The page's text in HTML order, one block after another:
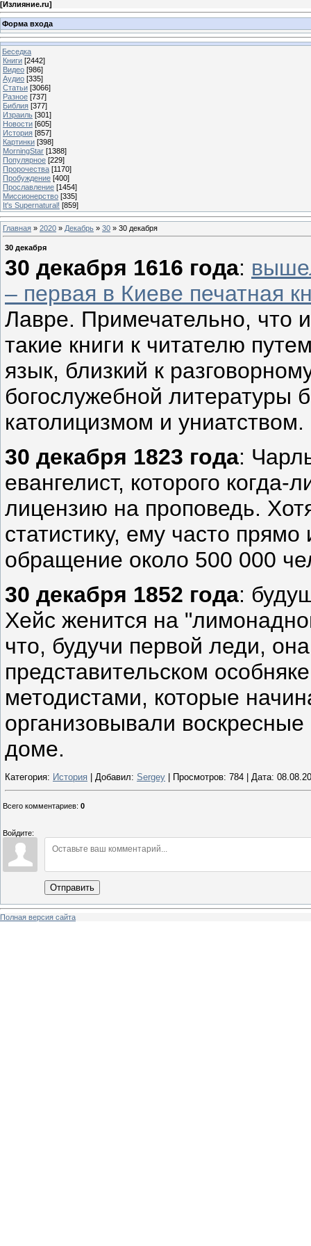
[Излияние.ru]
Форма входа
Беседка
Книги [2442]
Видео [986]
Аудио [335]
Статьи [3066]
Разное [737]
Библия [377]
Израиль [301]
Новости [605]
История [857]
Картинки [398]
MorningStar [1388]
Популярное [229]
Пророчества [1170]
Пробуждение [400]
Прославление [1454]
Миссионерство [335]
It's Supernatural! [859]
Главная » 2020 » Декабрь » 30 » 30 декабря
30 декабря
30 декабря 1616 года:
– первая в Киеве печатная
Лавре. Примечательно, что
такие книги к читателю
язык, близкий к
богослужебной литературы
католицизмом и униатством.
30 декабря 1823 года:
евангелист, которого
лицензию на проповедь.
статистику, ему часто
обращение около 500 000
30 декабря 1852 года:
Хейс женится на
что, будучи первой леди,
представительском
методистами, которые
организовывали
доме.
Категория: История | Добавил: Sergey | Просмотров: 784 | Дата:
Всего комментариев: 0
Войдите:
Отправить
Полная версия сайта